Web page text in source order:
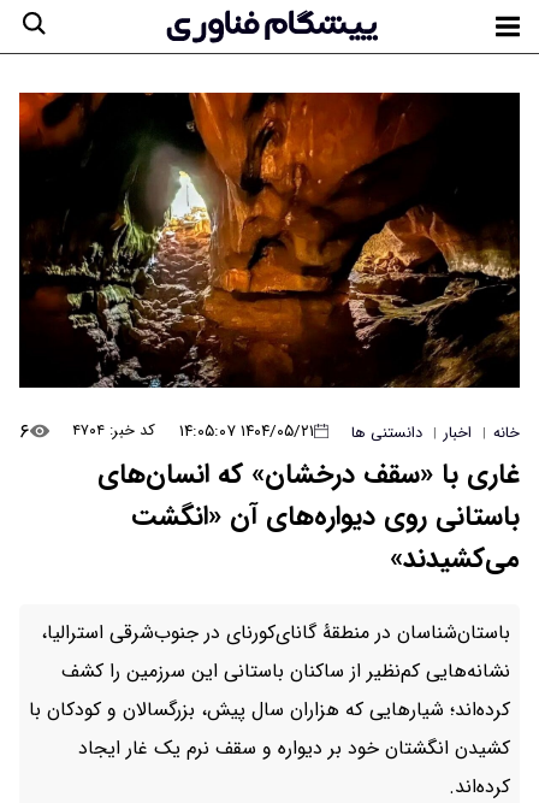
خانه | اخبار | دانستنی ها ۱۴۰۴/۰۵/۲۱ ۱۴:۰۵:۰۷ کد خبر: ۴۷۰۴ ۶
غاری با «سقف درخشان» که انسان‌های
باستانی روی دیواره‌های آن «انگشت
می‌کشیدند»
باستان‌شناسان در منطقۀ گانای‌کورنای در جنوب‌شرقی استرالیا،
نشانه‌هایی کم‌نظیر از ساکنان باستانی این سرزمین را کشف
کرده‌اند؛ شیارهایی که هزاران سال پیش، بزرگسالان و کودکان با
کشیدن انگشتان خود بر دیواره و سقف نرم یک غار ایجاد
کرده‌اند.